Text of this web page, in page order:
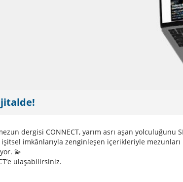
dergisi CONNECT, yarım asrı aşan yolculuğunu
imkânlarıyla zenginleşen içerikleriyle
💫
ulaşabilirsiniz.